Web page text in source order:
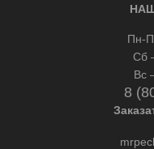
Пн-
Сб
Вс
8